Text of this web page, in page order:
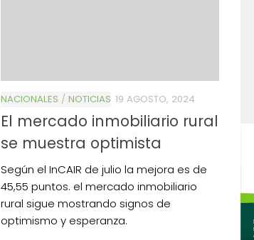
NACIONALES / NOTICIAS 19 AGOSTO, 2024
El mercado inmobiliario rural
se muestra optimista
Según el InCAIR de julio la mejora es de
45,55 puntos. el mercado inmobiliario
rural sigue mostrando signos de
optimismo y esperanza.